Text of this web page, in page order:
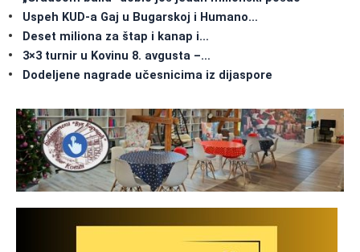
Uspeh KUD-a Gaj u Bugarskoj i Humano…
Deset miliona za štap i kanap i…
3×3 turnir u Kovinu 8. avgusta –…
Dodeljene nagrade učesnicima iz dijaspore